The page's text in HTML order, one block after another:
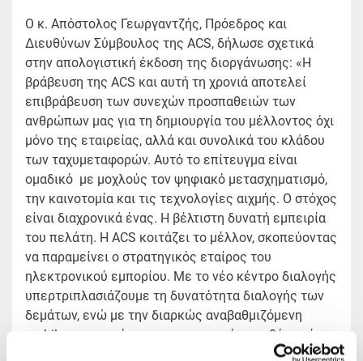
Ο κ. Απόστολος Γεωργαντζής, Πρόεδρος και
Διευθύνων Σύμβουλος της ACS, δήλωσε σχετικά
στην απολογιστική έκδοση της διοργάνωσης: «Η
βράβευση της ACS και αυτή τη χρονιά αποτελεί
επιβράβευση των συνεχών προσπαθειών των
ανθρώπων μας για τη δημιουργία του μέλλοντος όχι
μόνο της εταιρείας, αλλά και συνολικά του κλάδου
των ταχυμεταφορών. Αυτό το επίτευγμα είναι
ομαδικό με μοχλούς τον ψηφιακό μετασχηματισμό,
την καινοτομία και τις τεχνολογίες αιχμής. Ο στόχος
είναι διαχρονικά ένας. Η βέλτιστη δυνατή εμπειρία
του πελάτη. Η ACS κοιτάζει το μέλλον, σκοπεύοντας
να παραμείνει ο στρατηγικός εταίρος του
ηλεκτρονικού εμπορίου. Με το νέο κέντρο διαλογής
υπερτριπλασιάζουμε τη δυνατότητα διαλογής των
δεμάτων, ενώ με την διαρκώς αναβαθμιζόμενη
mobile εφαρμογή μας και τη συνεχή προσθήκη νέων
στοιχείων στεκόμαστε στο πλευρό του κλάδου του